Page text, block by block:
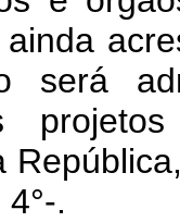
será
.